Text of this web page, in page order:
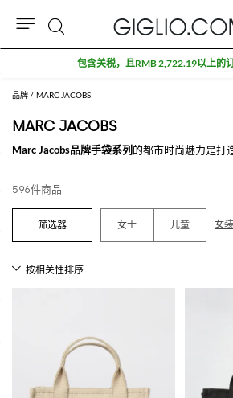
品牌 MARC JACOBS
MARC JACOBS
Marc Jacobs品牌手袋系列 的都市时尚魅力是打
是款式的设计，都使每一个手袋都让人不可抗拒
现代的设计还是传统的创作都能给予整体造型增
龙面料的背包是搭配最新流行款式的牛仔裤最
西服外套。
是每一个极简抽象主义
探索Marc Jacobs手袋系列就在Giglio.com，满
596件商品
女士 儿童 女
折扣专区额外九折